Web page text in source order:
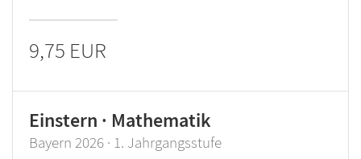
9,75 EUR
Einstern · Mathematik
Bayern 2026 · 1. Jahrgangsstufe